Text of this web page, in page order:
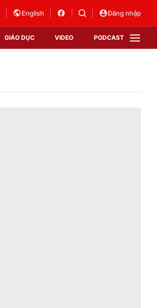
English Đăng nhập
GIÁO DỤC VIDEO PODCAST
VTV Sức khoẻ